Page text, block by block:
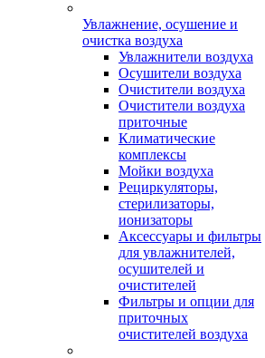
Увлажнение, осушение и
очистка воздуха
Увлажнители воздуха
Осушители воздуха
Очистители воздуха
Очистители воздуха
приточные
Климатические
комплексы
Мойки воздуха
Рециркуляторы,
стерилизаторы,
ионизаторы
Аксессуары и фильтры
для увлажнителей,
осушителей и
очистителей
Фильтры и опции для
приточных
очистителей воздуха